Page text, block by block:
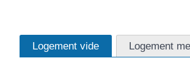
Logement vide Logement